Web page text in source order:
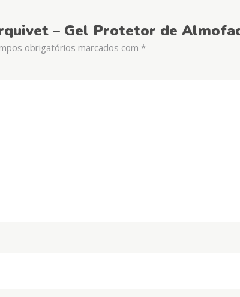
– Gel Protetor de
obrigatórios marcados com *